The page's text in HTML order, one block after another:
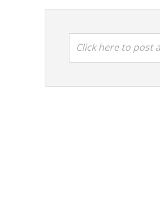
Click here to post